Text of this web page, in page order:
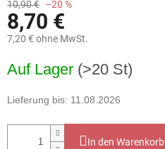
10,90 € –20 %
8,70 €
7,20 € ohne MwSt.
Auf Lager (>20 St)
Lieferung bis: 11.08.2026
In den Warenkorb